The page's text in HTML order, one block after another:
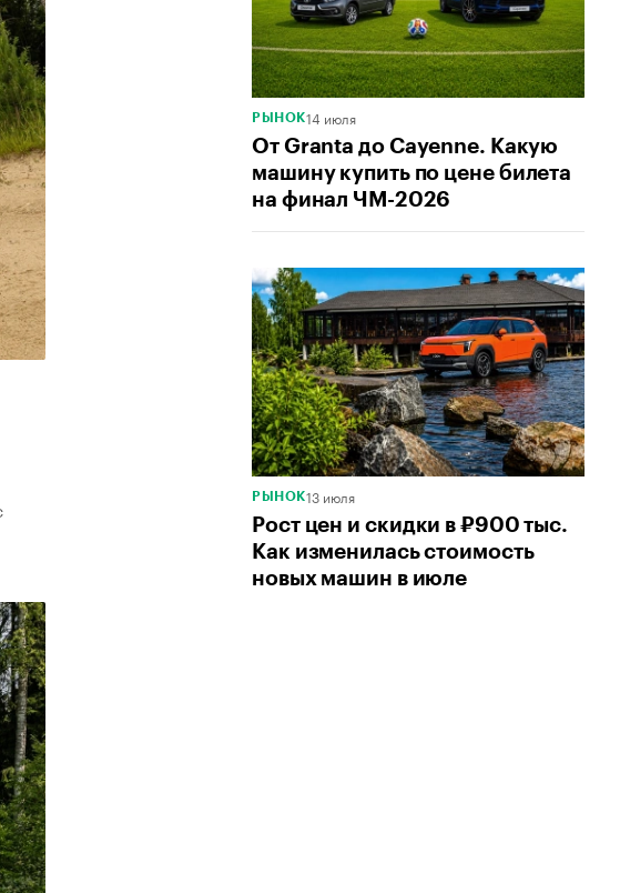
РЫНОК14 июля
От Granta до Cayenne. Какую
машину купить по цене билета
на финал ЧМ-2026
РЫНОК13 июля
Рост цен и скидки в ₽900 тыс.
Как изменилась стоимость
новых машин в июле